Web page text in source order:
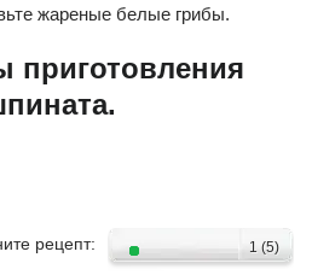
жареные белые грибы.
приготовления
1(5)
рецепт: